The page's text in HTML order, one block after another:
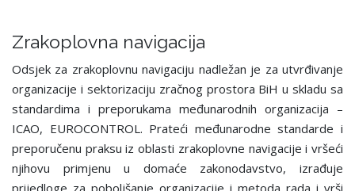
Zrakoplovna navigacija
Odsjek za zrakoplovnu navigaciju nadležan je za utvrđivanje
organizacije i sektorizaciju zračnog prostora BiH u skladu sa
standardima i preporukama međunarodnih organizacija –
ICAO, EUROCONTROL. Prateći međunarodne standarde i
preporučenu praksu iz oblasti zrakoplovne navigacije i vršeći
njihovu primjenu u domaće zakonodavstvo, izrađuje
prijedloge za poboljšanje organizacije i metoda rada i vrši